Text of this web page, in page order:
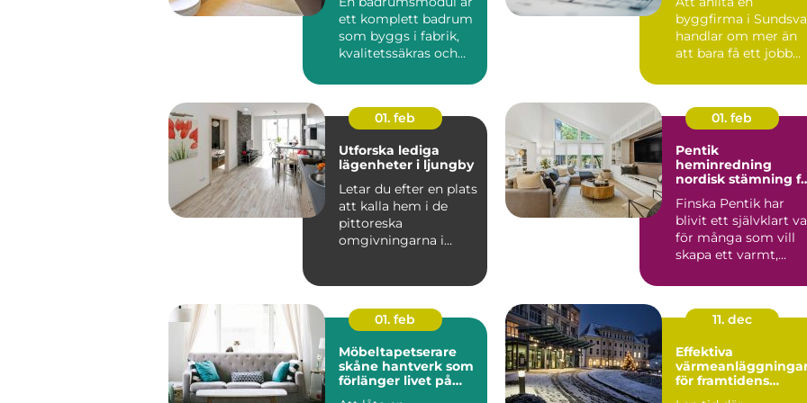
ett komplett badrum
som byggs i fabrik,
kvalitetssäkras och
byggfirma i
handlar om mer än
att bara få ett jobb
om tr...
01. feb
Utforska lediga
lägenheter i ljungby
Letar du efter en plats
att kalla hem i de
pittoreska
omgivningarna i
01. feb
Pentik
heminredning
nordisk stämning
Finska Pentik har
blivit ett självklart
för många som vill
skapa ett varmt,
genomtän...
01. feb
Möbeltapetserare
skåne hantverk som
förlänger livet på
11. dec
Effektiva
för framtidens